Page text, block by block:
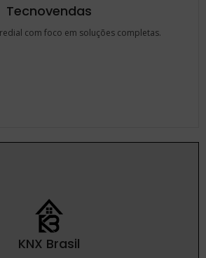
Tecnovendas
com foco em soluções completas.
KNX Brasil